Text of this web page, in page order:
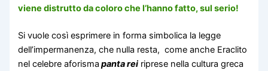
viene distrutto da coloro che l’hanno fatto, sul serio!
Si vuole così esprimere in forma simbolica la legge
dell’impermanenza, che nulla resta, come anche Eraclito
nel celebre aforisma panta rei riprese nella cultura greca